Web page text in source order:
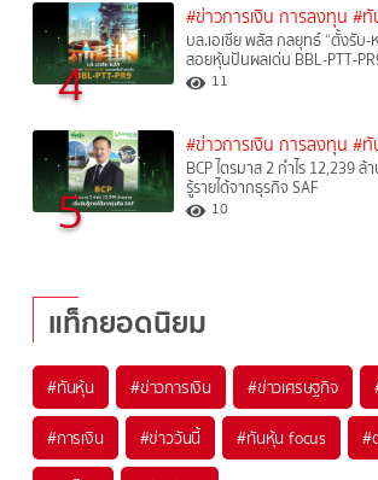
4
#ข่าวการเงิน การลงทุน #ทั
บล.เอเซีย พลัส กลยุทธ์ “ตั้งรับ-
สอยหุ้นปันผลเด่น BBL-PTT-
11
5
#ข่าวการเงิน การลงทุน #ทั
BCP ไตรมาส 2 กำไร 12,239 ล้
รู้รายได้จากธุรกิจ SAF
10
แท็กยอดนิยม
#ทันหุ้น #ข่าวการเงิน #ข่าวเศรษฐกิจ
#การเงิน #ข่าววันนี้ #ทันหุ้น focus #